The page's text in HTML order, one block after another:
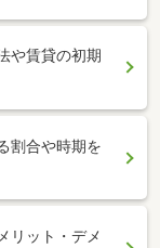
や賃貸の初期
割合や時期を
リット・デメ